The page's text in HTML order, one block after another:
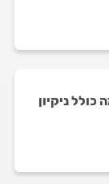
ניקיון